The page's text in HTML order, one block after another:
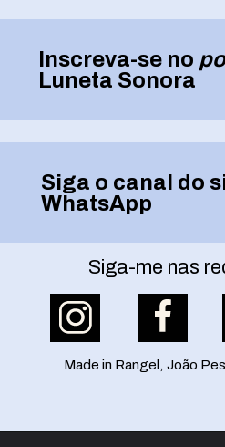
Inscreva-se no
Luneta Sonora
Siga o canal do
WhatsApp
Made in Rangel, João
Siga-me nas